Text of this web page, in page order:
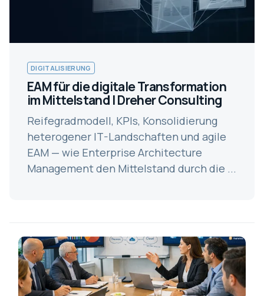
DIGITALISIERUNG
EAM für die digitale Transformation
im Mittelstand | Dreher Consulting
Reifegradmodell, KPIs, Konsolidierung
heterogener IT-Landschaften und agile
EAM — wie Enterprise Architecture
Management den Mittelstand durch die ...